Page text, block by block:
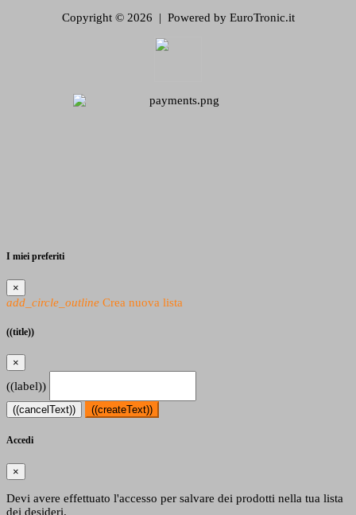
Copyright © 2026 | Powered by EuroTronic.it
I miei preferiti
×
add_circle_outline Crea nuova lista
((title))
×
((label))
((cancelText)) ((createText))
Accedi
×
Devi avere effettuato l'accesso per salvare dei prodotti nella tua lista
dei desideri.